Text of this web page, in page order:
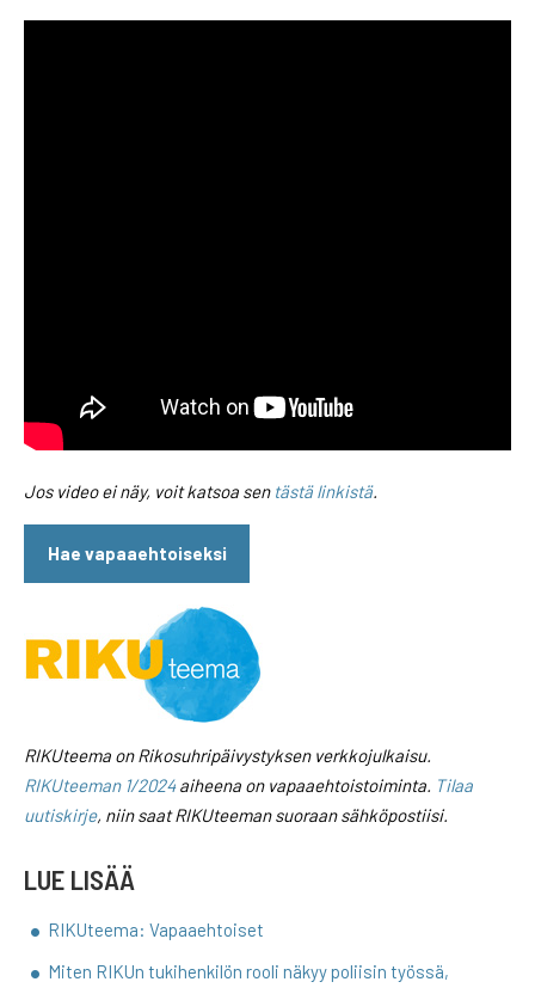
Jos video ei näy, voit katsoa sen tästä linkistä.
Hae vapaaehtoiseksi
RIKUteema on Rikosuhripäivystyksen verkkojulkaisu.
RIKUteeman 1/2024aiheena on vapaaehtoistoiminta. Tilaa
uutiskirje, niin saat RIKUteeman suoraan sähköpostiisi.
LUE LISÄÄ
RIKUteema: Vapaaehtoiset
Miten RIKUn tukihenkilön rooli näkyy poliisin työssä,